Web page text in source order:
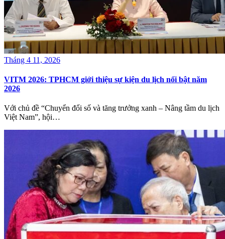
Tháng 4 11, 2026
VITM 2026: TPHCM giới thiệu sự kiện du lịch nổi bật năm
2026
Với chủ đề “Chuyển đổi số và tăng trưởng xanh – Nâng tầm du lịch
Việt Nam”, hội…